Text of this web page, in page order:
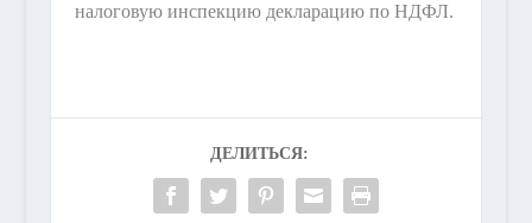
налоговую инспекцию декларацию по НДФЛ.
ДЕЛИТЬСЯ: